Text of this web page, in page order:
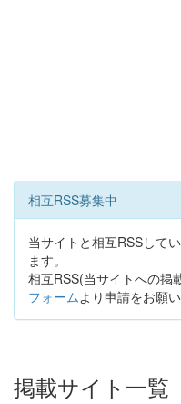
相互RSS募集中
当サイトと相互RSSして
ます。
相互RSS(当サイトへの掲
フォームより申請をお願い
掲載サイト一覧